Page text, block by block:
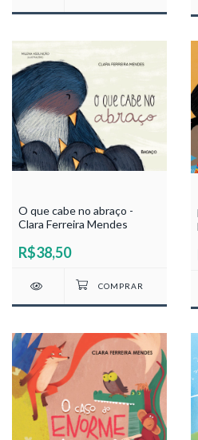
O que cabe no abraço -
Clara Ferreira Mendes
R$38,50